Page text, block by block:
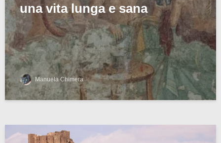
una vita lunga e sana
Manuela Chimera